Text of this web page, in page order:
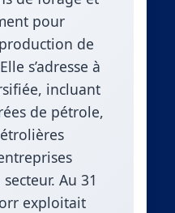
pour
de
s’adresse à
incluant
de pétrole,
Au 31
exploitait